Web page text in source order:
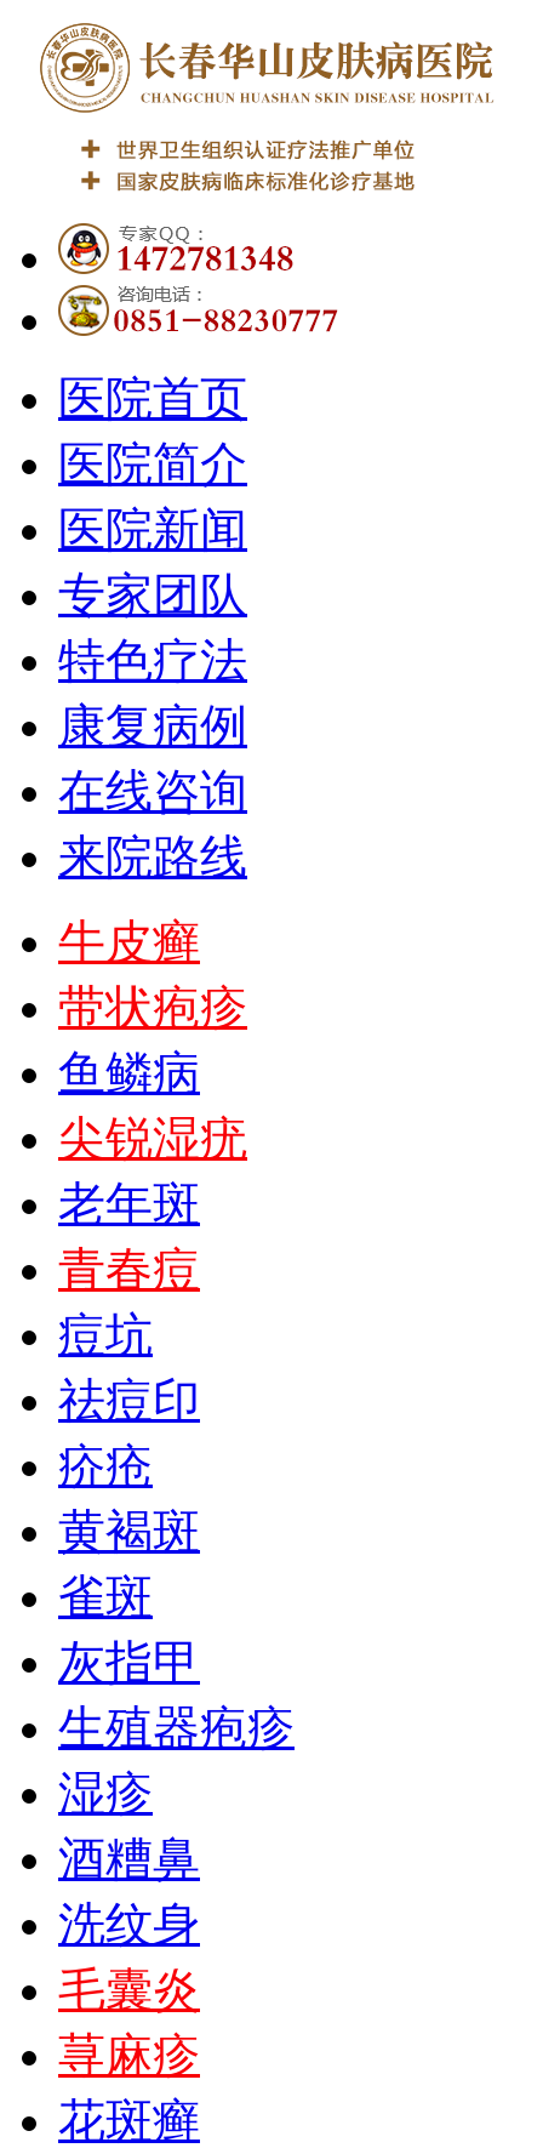
医院首页
医院简介
医院新闻
专家团队
特色疗法
康复病例
在线咨询
来院路线
牛皮癣
带状疱疹
鱼鳞病
尖锐湿疣
老年斑
青春痘
痘坑
祛痘印
疥疮
黄褐斑
雀斑
灰指甲
生殖器疱疹
湿疹
酒糟鼻
洗纹身
毛囊炎
荨麻疹
花斑癣